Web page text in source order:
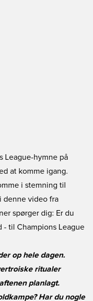
League-hymne på
at komme igang.
i stemning til
denne video fra
spørger dig: Er du
- til Champions League
op hele dagen.
ritualer
planlagt.
Har du nogle